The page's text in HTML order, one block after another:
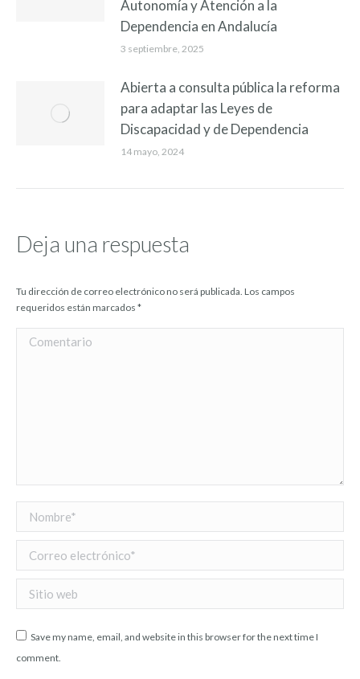
Autonomía y Atención a la
Dependencia en Andalucía
3 septiembre, 2025
Abierta a consulta pública la reforma
para adaptar las Leyes de
Discapacidad y de Dependencia
14 mayo, 2024
Deja una respuesta
Tu dirección de correo electrónico no será publicada. Los campos
requeridos están marcados *
Comentario
Nombre *
Correo electrónico *
Sitio web
Save my name, email, and website in this browser for the next time I
comment.